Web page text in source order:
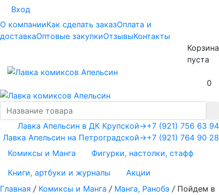
Вход
О компанииКак сделать заказОплата и
доставкаОптовые закупкиОтзывыКонтакты
Корзина
пуста
0
+7 (921) 756 63 94
+7 (921) 764 90 28
Лавка Апельсин в ДК Крупской→
Лавка Апельсин на Петроградской→
Комиксы и Манга
Фигурки, настолки, стафф
Книги, артбуки и журналы
Акции
Главная / Комиксы и Манга / Манга, Ранобэ / Пойдем в